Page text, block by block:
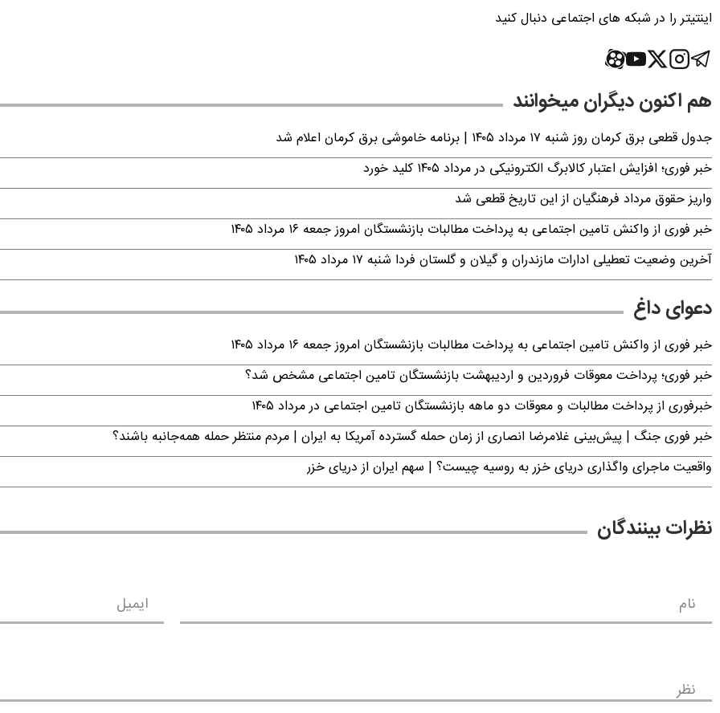
اینتیتر را در شبکه های اجتماعی دنبال کنید
هم اکنون دیگران میخوانند
جدول قطعی برق کرمان روز شنبه ۱۷ مرداد ۱۴۰۵ | برنامه خاموشی برق کرمان اعلام شد
خبر فوری؛ افزایش اعتبار کالابرگ الکترونیکی در مرداد ۱۴۰۵ کلید خورد
واریز حقوق مرداد فرهنگیان از این تاریخ قطعی شد
خبر فوری از واکنش تامین اجتماعی به پرداخت مطالبات بازنشستگان امروز جمعه ۱۶ مرداد ۱۴۰۵
آخرین وضعیت تعطیلی ادارات مازندران و گیلان و گلستان فردا شنبه ۱۷ مرداد ۱۴۰۵
دعوای داغ
خبر فوری از واکنش تامین اجتماعی به پرداخت مطالبات بازنشستگان امروز جمعه ۱۶ مرداد ۱۴۰۵
خبر فوری؛ پرداخت معوقات فروردین و اردیبهشت بازنشستگان تامین اجتماعی مشخص شد؟
خبرفوری از پرداخت مطالبات و معوقات دو ماهه بازنشستگان تامین اجتماعی در مرداد ۱۴۰۵
خبر فوری جنگ | پیش‌بینی غلامرضا انصاری از زمان حمله گسترده آمریکا به ایران | مردم منتظر حمله همه‌جانبه باشند؟
واقعیت ماجرای واگذاری دریای خزر به روسیه چیست؟ | سهم ایران از دریای خزر
نظرات بینندگان
نام ایمیل
نظر